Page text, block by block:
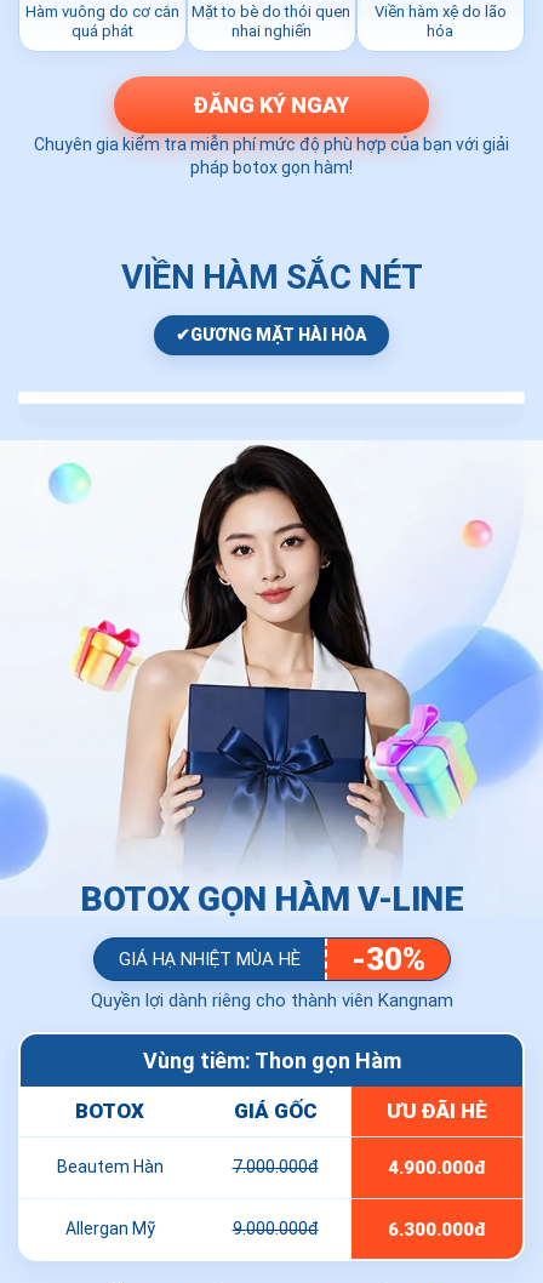
Hàm vuông do cơ cắn
quá phát
Mặt to bè do thói quen
nhai nghiến
Viền hàm xệ do lão
hóa
ĐĂNG KÝ NGAY
Chuyên gia kiểm tra miễn phí mức độ phù hợp của bạn với giải
pháp botox gọn hàm!
VIỀN HÀM SẮC NÉT
✔GƯƠNG MẶT HÀI HÒA
BOTOX GỌN HÀM V-LINE
GIÁ HẠ NHIỆT MÙA HÈ -30%
Quyền lợi dành riêng cho thành viên Kangnam
Vùng tiêm: Thon gọn Hàm
BOTOX GIÁ GỐC ƯU ĐÃI HÈ
Beautem Hàn 7.000.000đ 4.900.000đ
Allergan Mỹ 9.000.000đ 6.300.000đ